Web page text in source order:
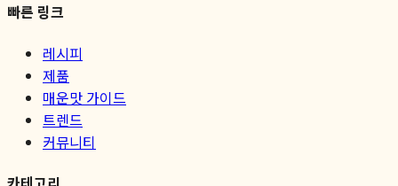
빠른 링크
레시피
제품
매운맛 가이드
트렌드
커뮤니티